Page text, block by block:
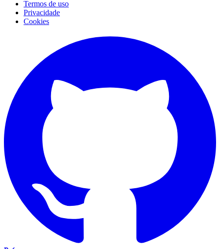
Termos de uso
Privacidade
Cookies